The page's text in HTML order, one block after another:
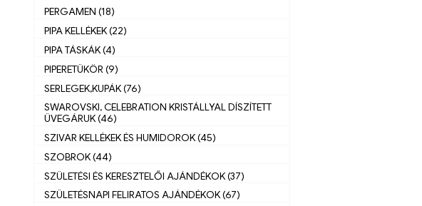
PERGAMEN (18)
PIPA KELLÉKEK (22)
PIPA TÁSKÁK (4)
PIPERETÜKÖR (9)
SERLEGEK,KUPÁK (76)
SWAROVSKI, CELEBRATION KRISTÁLLYAL DÍSZÍTETT
ÜVEGÁRUK (46)
SZIVAR KELLÉKEK ÉS HUMIDOROK (45)
SZOBROK (44)
SZÜLETÉSI ÉS KERESZTELŐI AJÁNDÉKOK (37)
SZÜLETÉSNAPI FELIRATOS AJÁNDÉKOK (67)